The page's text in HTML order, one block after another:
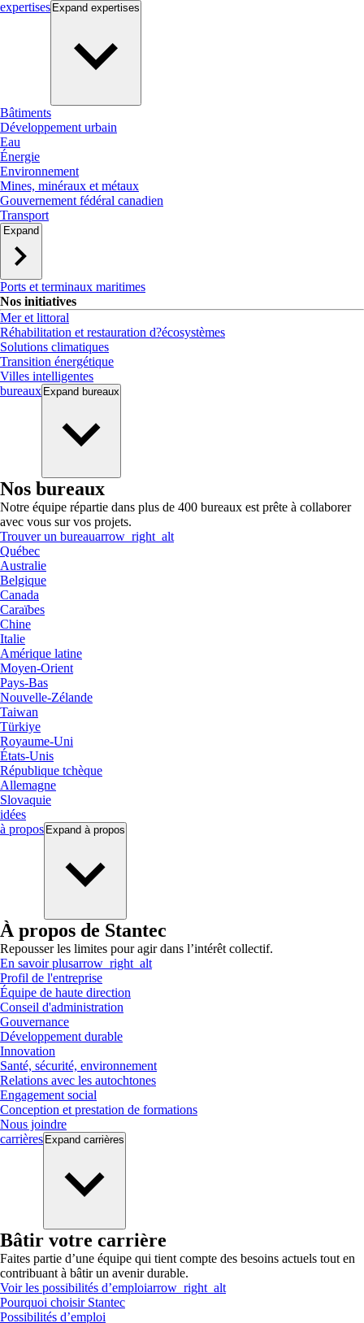
expertises Expand expertises
Bâtiments
Développement urbain
Eau
Énergie
Environnement
Mines, minéraux et métaux
Gouvernement fédéral canadien
Transport
Expand
Ports et terminaux maritimes
Nos initiatives
Mer et littoral
Réhabilitation et restauration d?écosystèmes
Solutions climatiques
Transition énergétique
Villes intelligentes
bureaux Expand bureaux
Nos bureaux
Notre équipe répartie dans plus de 400 bureaux est prête à collaborer
avec vous sur vos projets.
Trouver un bureauarrow_right_alt
Québec
Australie
Belgique
Canada
Caraïbes
Chine
Italie
Amérique latine
Moyen-Orient
Pays-Bas
Nouvelle-Zélande
Taiwan
Türkiye
Royaume-Uni
États-Unis
République tchèque
Allemagne
Slovaquie
idées
à propos Expand à propos
À propos de Stantec
Repousser les limites pour agir dans l’intérêt collectif.
En savoir plusarrow_right_alt
Profil de l'entreprise
Équipe de haute direction
Conseil d'administration
Gouvernance
Développement durable
Innovation
Santé, sécurité, environnement
Relations avec les autochtones
Engagement social
Conception et prestation de formations
Nous joindre
carrières Expand carrières
Bâtir votre carrière
Faites partie d’une équipe qui tient compte des besoins actuels tout en
contribuant à bâtir un avenir durable.
Voir les possibilités d’emploiarrow_right_alt
Pourquoi choisir Stantec
Possibilités d’emploi